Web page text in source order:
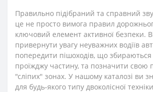
Правильно підібраний та справний
це не просто вимога правил
ключовий елемент активної безпеки.
привернути увагу неуважних водіїв
попередити пішоходів, що
проїжджу частину, та позначити свою
"сліпих" зонах. У нашому каталозі ви
для будь-якого типу двоколісної